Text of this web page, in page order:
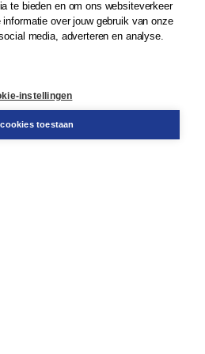
te bieden en om ons websiteverkeer
over jouw gebruik van onze
media, adverteren en analyse.
instellingen
toestaan